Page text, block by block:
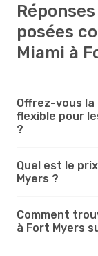
posées
Miami à
Offrez-vous
flexible pour
?
Quel est le
Myers ?
Comment
à Fort Myers